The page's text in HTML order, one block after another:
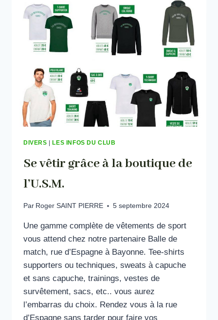
JAMBON
DE…
MOUGUERRE
DIVERS |LES INFOS DU CLUB
Se vêtir grâce à la boutique de
l’U.S.M.
Par Roger SAINT PIERRE 5 septembre 2024
Une gamme complète de vêtements de sport
vous attend chez notre partenaire Balle de
match, rue d’Espagne à Bayonne. Tee-shirts
supporters ou techniques, sweats à capuche
et sans capuche, trainings, vestes de
survêtement, sacs, etc.. vous aurez
l’embarras du choix. Rendez vous à la rue
d’Espagne sans tarder pour faire vos